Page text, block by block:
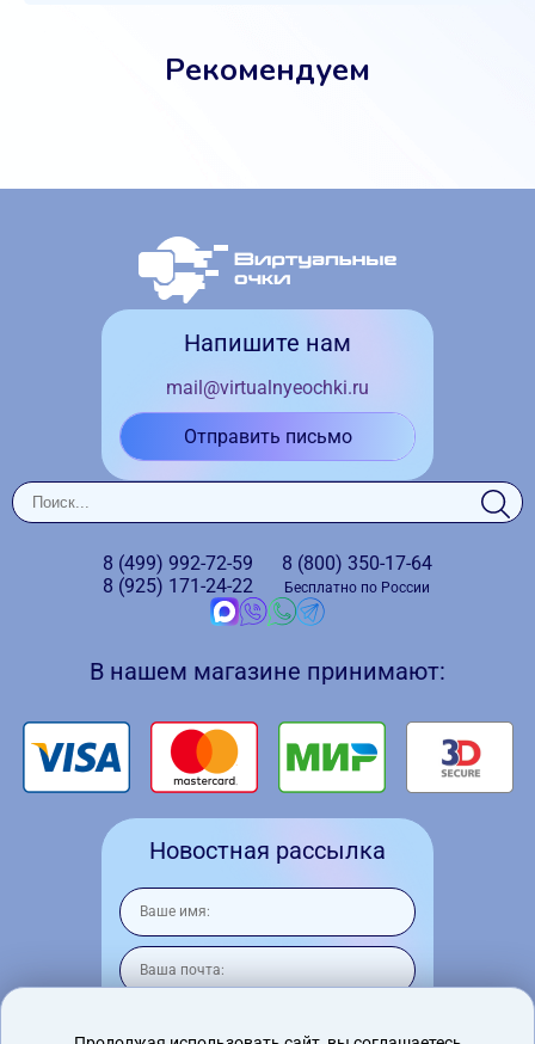
Рекомендуем
Напишите нам
mail@virtualnyeochki.ru
Отправить письмо
8 (499) 992-72-59
8 (925) 171-24-22
8 (800) 350-17-64
Бесплатно по России
В нашем магазине принимают:
Новостная рассылка